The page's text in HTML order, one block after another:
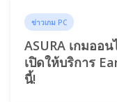
ข่าวเกม PC
ASURA เกมออ
เปิดให้บริการ
นี้!